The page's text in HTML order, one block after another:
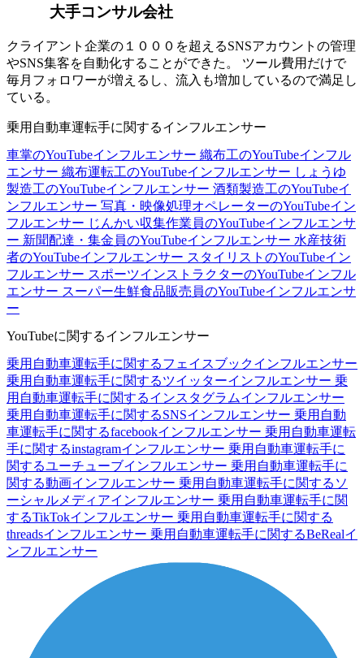
大手コンサル会社
クライアント企業の１０００を超えるSNSアカウントの管理
やSNS集客を自動化することができた。 ツール費用だけで
毎月フォロワーが増えるし、流入も増加しているので満足し
ている。
乗用自動車運転手に関するインフルエンサー
車掌のYouTubeインフルエンサー 織布工のYouTubeインフル
エンサー 織布運転工のYouTubeインフルエンサー しょうゆ
製造工のYouTubeインフルエンサー 酒類製造工のYouTubeイ
ンフルエンサー 写真・映像処理オペレーターのYouTubeイン
フルエンサー じんかい収集作業員のYouTubeインフルエンサ
ー 新聞配達・集金員のYouTubeインフルエンサー 水産技術
者のYouTubeインフルエンサー スタイリストのYouTubeイン
フルエンサー スポーツインストラクターのYouTubeインフル
エンサー スーパー生鮮食品販売員のYouTubeインフルエンサ
ー
YouTubeに関するインフルエンサー
乗用自動車運転手に関するフェイスブックインフルエンサー
乗用自動車運転手に関するツイッターインフルエンサー 乗
用自動車運転手に関するインスタグラムインフルエンサー
乗用自動車運転手に関するSNSインフルエンサー 乗用自動
車運転手に関するfacebookインフルエンサー 乗用自動車運転
手に関するinstagramインフルエンサー 乗用自動車運転手に
関するユーチューブインフルエンサー 乗用自動車運転手に
関する動画インフルエンサー 乗用自動車運転手に関するソ
ーシャルメディアインフルエンサー 乗用自動車運転手に関
するTikTokインフルエンサー 乗用自動車運転手に関する
threadsインフルエンサー 乗用自動車運転手に関するBeRealイ
ンフルエンサー